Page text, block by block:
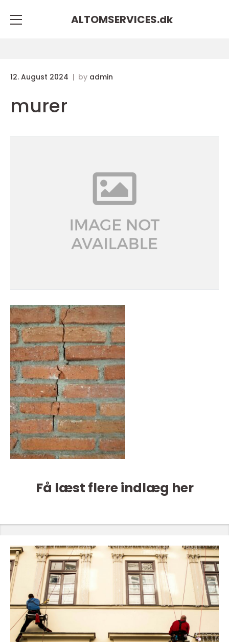
ALTOMSERVICES.dk
12. August 2024 by admin
murer
Få læst flere indlæg her